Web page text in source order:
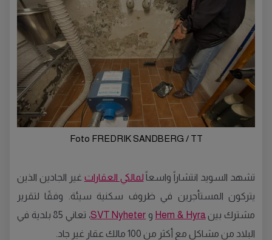
Foto FREDRIK SANDBERG / TT
تشهد السويد انتشاراً واسعاً لمالكي العقارات غير الجادين الذين
يتركون المستأجرين في ظروف سكنية سيئة. وفقًا لتقرير
مشترك بينHem & Hyra و SVT Nyheter
، تعاني 85 بلدية في
البلاد من مشاكل مع أكثر من 100 مالك عقار غير جاد.